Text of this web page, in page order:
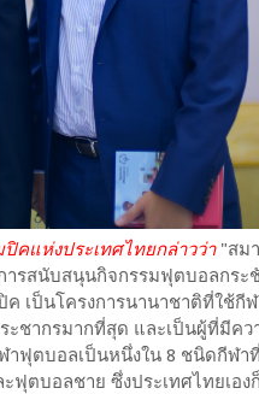
คแห่งประเทศไทยกล่าวว่า"สมา
ารสนับสนุนกิจกรรมฟุตบอลกระ
เป็นโครงการนานาชาติที่ใช้กีฬ
ากรมากที่สุด และเป็นผู้ที่มีคว
าฟุตบอลเป็นหนึ่งใน 8 ชนิดกีฬา
ฟุตบอลชาย ซึ่งประเทศไทยเอง